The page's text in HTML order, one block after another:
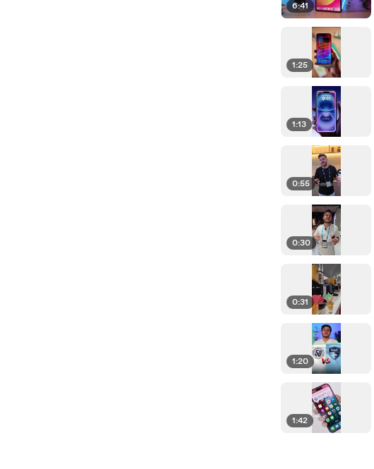
6:41
1:25
1:13
0:55
0:30
0:31
1:20
1:42